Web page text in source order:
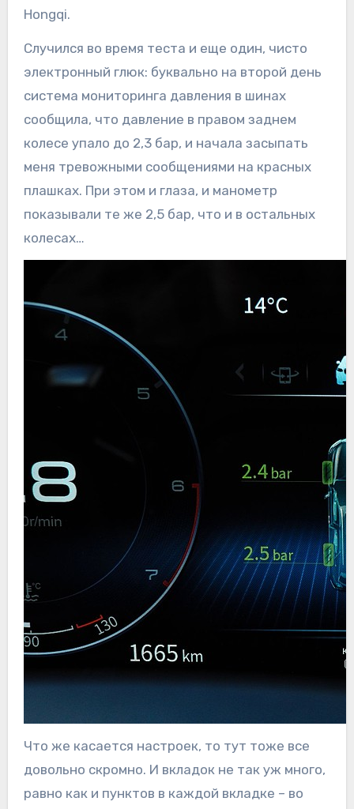
Hongqi.
Случился во время теста и еще один, чисто
электронный глюк: буквально на второй день
система мониторинга давления в шинах
сообщила, что давление в правом заднем
колесе упало до 2,3 бар, и начала засыпать
меня тревожными сообщениями на красных
плашках. При этом и глаза, и манометр
показывали те же 2,5 бар, что и в остальных
колесах…
Что же касается настроек, то тут тоже все
довольно скромно. И вкладок не так уж много,
равно как и пунктов в каждой вкладке – во